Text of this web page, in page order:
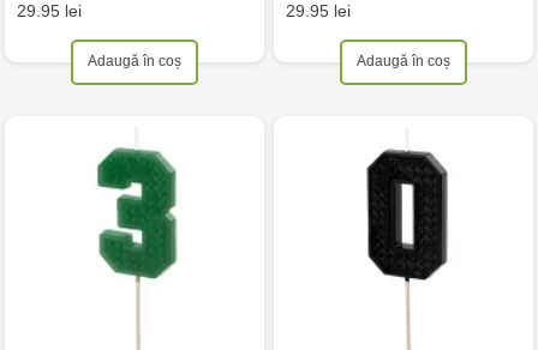
29.95 lei
Adaugă în coș
29.95 lei
Adaugă în coș